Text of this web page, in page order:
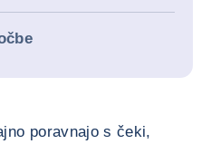
poravnajo s čeki,